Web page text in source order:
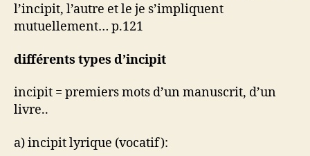
l’incipit, l’autre et le je s’impliquent
mutuellement… p.121
différents types d’incipit
incipit = premiers mots d’un manuscrit, d’un
livre..
a) incipit lyrique (vocatif):